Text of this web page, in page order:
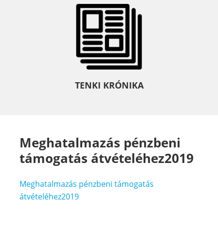
TENKI KRÓNIKA
Meghatalmazás pénzbeni
támogatás átvételéhez2019
Meghatalmazás pénzbeni támogatás
átvételéhez2019